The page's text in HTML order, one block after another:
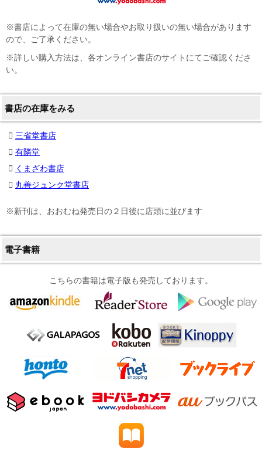
※書店によって在庫の無い場合やお取り扱いの無い場合があります
ので、ご了承ください。
※詳しい購入方法は、各オンライン書店のサイトにてご確認くださ
い。
書店の在庫をみる
三省堂書店
有隣堂
くまざわ書店
丸善ジュンク堂書店
※新刊は、おおむね発売日の２日後に店頭に並びます
電子書籍
こちらの書籍は電子版も発売しております。